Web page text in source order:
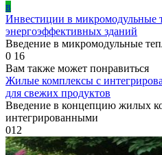
в
Инвестиции в микромодульные
энергоэффективных зданий
Введение в микромодульные
0 16
Вам также может понравиться
Жилые комплексы с
для свежих продуктов
Введение в концепцию жилых
интегрированными
012